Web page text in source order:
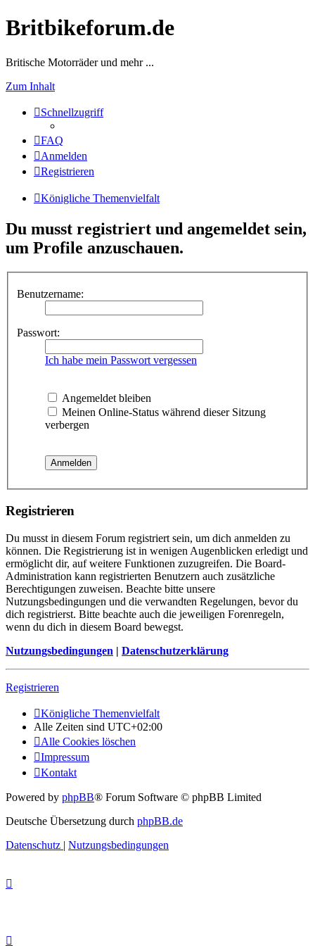
Britbikeforum.de
Britische Motorräder und mehr ...
Zum Inhalt
Schnellzugriff
FAQ
Anmelden
Registrieren
Königliche Themenvielfalt
Du musst registriert und angemeldet sein,
um Profile anzuschauen.
Benutzername:
Passwort:
Ich habe mein Passwort vergessen
Angemeldet bleiben
Meinen Online-Status während dieser Sitzung
verbergen
Registrieren
Du musst in diesem Forum registriert sein, um dich anmelden zu
können. Die Registrierung ist in wenigen Augenblicken erledigt und
ermöglicht dir, auf weitere Funktionen zuzugreifen. Die Board-
Administration kann registrierten Benutzern auch zusätzliche
Berechtigungen zuweisen. Beachte bitte unsere
Nutzungsbedingungen und die verwandten Regelungen, bevor du
dich registrierst. Bitte beachte auch die jeweiligen Forenregeln,
wenn du dich in diesem Board bewegst.
Nutzungsbedingungen | Datenschutzerklärung
Registrieren
Königliche Themenvielfalt
Alle Zeiten sind UTC+02:00
Alle Cookies löschen
Impressum
Kontakt
Powered by phpBB® Forum Software © phpBB Limited
Deutsche Übersetzung durch phpBB.de
Datenschutz | Nutzungsbedingungen